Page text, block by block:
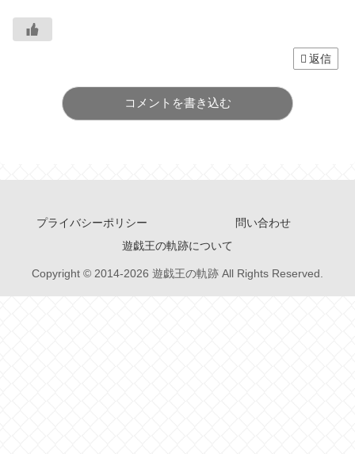
返信
コメントを書き込む
プライバシーポリシー
問い合わせ
遊戯王の軌跡について
Copyright © 2014-2026 遊戯王の軌跡 All Rights Reserved.